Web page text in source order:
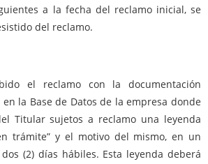
a la fecha del reclamo inicial, se
del reclamo.
el reclamo con la documentación
la Base de Datos de la empresa donde
Titular sujetos a reclamo una leyenda
trámite” y el motivo del mismo, en un
(2) días hábiles. Esta leyenda deberá